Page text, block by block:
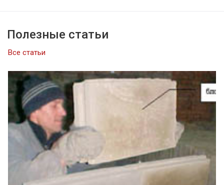
Все статьи
Полезные статьи